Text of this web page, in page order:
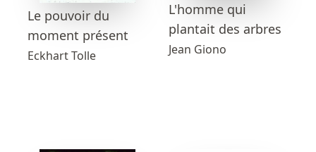
Le pouvoir du
moment présent
Eckhart Tolle
L'homme qui
plantait des arbres
Jean Giono